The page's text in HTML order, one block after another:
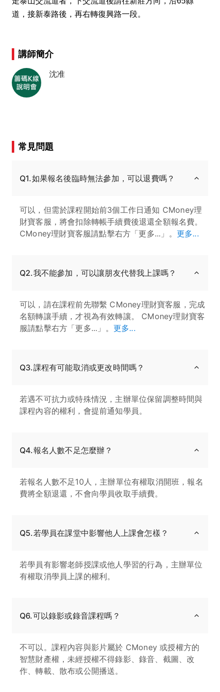
道，接新泰路後，再右轉復興路一段。
講師簡介
沈准
常見問題
Q1.如果報名後臨時無法參加，可以退費嗎？
可以，但需於課程開始前3個工作日通知 CMoney理
財寶客服，將會扣除轉帳手續費後退還全額報名費。
CMoney理財寶客服請點擊右方「更多...」。 更多...
Q2.我不能參加，可以讓朋友代替我上課嗎？
可以，請在課程前先聯繫 CMoney理財寶客服，完成
名額轉讓手續，才視為有效轉讓。 CMoney理財寶客
服請點擊右方「更多...」。 更多...
Q3.課程有可能取消或更改時間嗎？
若遇不可抗力或特殊情況，主辦單位保留調整時間與
課程內容的權利，會提前通知學員。
Q4.報名人數不足怎麼辦？
若報名人數不足10人，主辦單位有權取消開班，報名
費將全額退還，不會向學員收取手續費。
Q5.若學員在課堂中影響他人上課會怎樣？
若學員有影響老師授課或他人學習的行為，主辦單位
有權取消學員上課的權利。
Q6.可以錄影或錄音課程嗎？
不可以。課程內容與影片屬於 CMoney 或授權方的
智慧財產權，未經授權不得錄影、錄音、截圖、改
作、轉載、散布或公開播送。